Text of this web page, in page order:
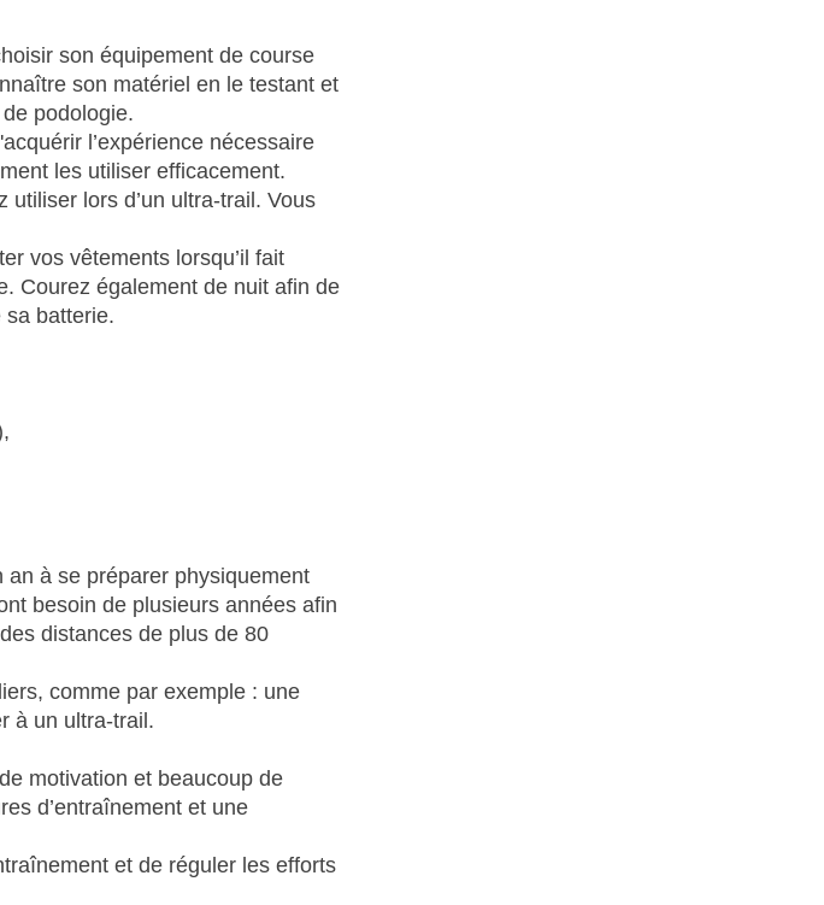
son équipement de course
son matériel en le testant et
podologie.
l’expérience nécessaire
les utiliser efficacement.
lors d’un ultra-trail. Vous
vos vêtements lorsqu’il fait
Courez également de nuit afin de
batterie.
à se préparer physiquement
besoin de plusieurs années afin
distances de plus de 80
comme par exemple : une
à un ultra-trail.
motivation et beaucoup de
d’entraînement et une
et de réguler les efforts